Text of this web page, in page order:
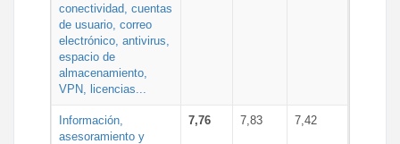
conectividad, cuentas
de usuario, correo
electrónico, antivirus,
espacio de
almacenamiento,
VPN, licencias...
Información,
asesoramiento y
7,76 7,83 7,42